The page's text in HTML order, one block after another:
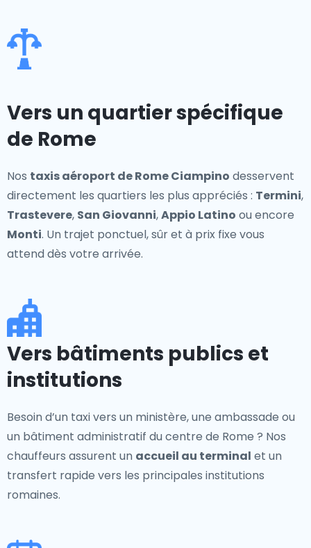
Vers un quartier spécifique
de Rome
Nos taxis aéroport de Rome Ciampino desservent
directement les quartiers les plus appréciés : Termini,
Trastevere, San Giovanni,Appio Latino ou encore
Monti. Un trajet ponctuel, sûr et à prix fixe vous
attend dès votre arrivée.
Vers bâtiments publics et
institutions
Besoin d’un taxi vers un ministère, une ambassade ou
un bâtiment administratif du centre de Rome ? Nos
chauffeurs assurent un accueil au terminal et un
transfert rapide vers les principales institutions
romaines.